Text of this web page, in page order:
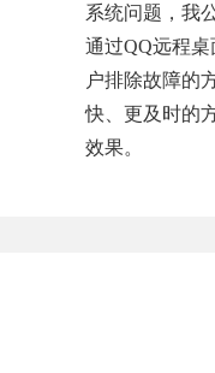
系统问题，我
通过QQ远程
户排除故障的
快、更及时的
效果。